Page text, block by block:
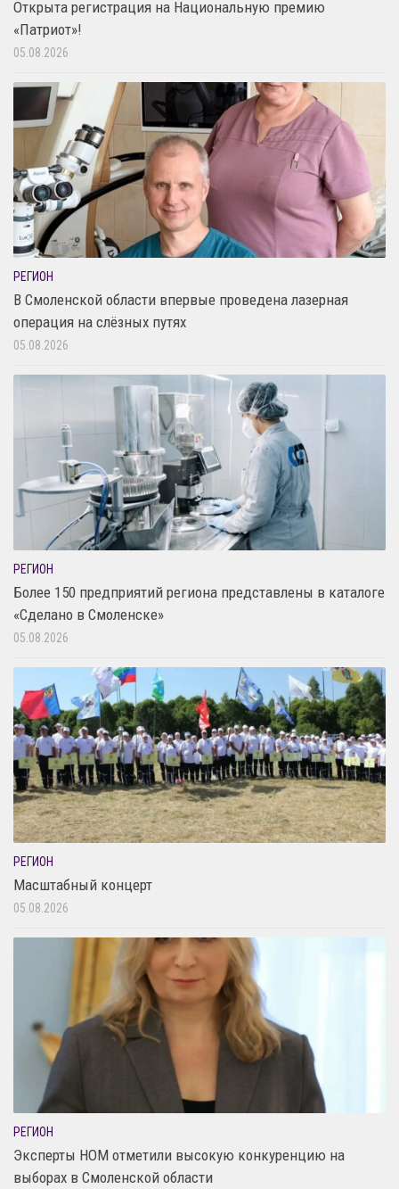
Открыта регистрация на Национальную премию
«Патриот»!
05.08.2026
РЕГИОН
В Смоленской области впервые проведена лазерная
операция на слёзных путях
05.08.2026
РЕГИОН
Более 150 предприятий региона представлены в каталоге
«Сделано в Смоленске»
05.08.2026
РЕГИОН
Масштабный концерт
05.08.2026
РЕГИОН
Эксперты НОМ отметили высокую конкуренцию на
выборах в Смоленской области